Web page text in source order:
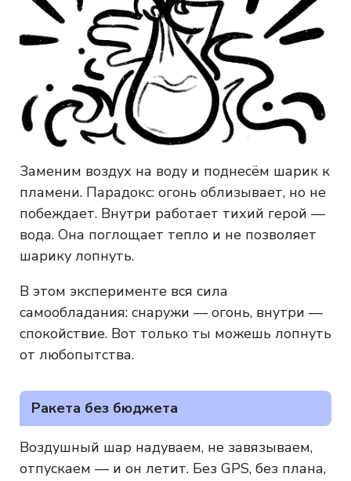
Заменим воздух на воду и поднесём шарик к
пламени. Парадокс: огонь облизывает, но не
побеждает. Внутри работает тихий герой —
вода. Она поглощает тепло и не позволяет
шарику лопнуть.
В этом эксперименте вся сила
самообладания: снаружи — огонь, внутри —
спокойствие. Вот только ты можешь лопнуть
от любопытства.
Ракета без бюджета
Воздушный шар надуваем, не завязываем,
отпускаем — и он летит. Без GPS, без плана,